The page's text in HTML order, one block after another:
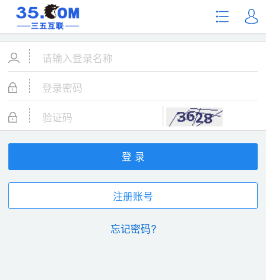
登 录
注册账号
忘记密码?